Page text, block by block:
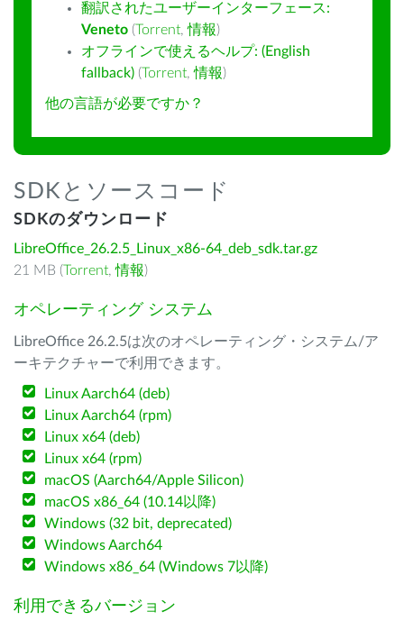
翻訳されたユーザーインターフェース:
Veneto (Torrent,情報)
オフラインで使えるヘルプ: (English
fallback) (Torrent,情報)
他の言語が必要ですか？
SDKとソースコード
SDKのダウンロード
LibreOffice_26.2.5_Linux_x86-64_deb_sdk.tar.gz
21 MB (Torrent,情報)
オペレーティング システム
LibreOffice 26.2.5は次のオペレーティング・システム/ア
ーキテクチャーで利用できます。
Linux Aarch64 (deb)
Linux Aarch64 (rpm)
Linux x64 (deb)
Linux x64 (rpm)
macOS (Aarch64/Apple Silicon)
macOS x86_64 (10.14以降)
Windows (32 bit, deprecated)
Windows Aarch64
Windows x86_64 (Windows 7以降)
利用できるバージョン